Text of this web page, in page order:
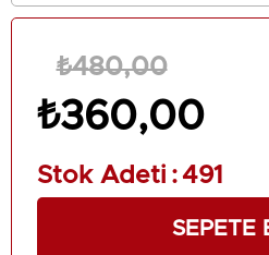
₺480,00
₺360,00
Stok Adeti :491